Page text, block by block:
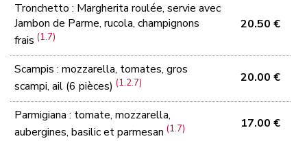
Tronchetto : Margherita roulée, servie avec
Jambon de Parme, rucola, champignons
frais(1.7)
20.50 €
Scampis : mozzarella, tomates, gros
scampi, ail (6 pièces)(1.2.7) 20.00 €
Parmigiana : tomate, mozzarella,
aubergines, basilic et parmesan(1.7) 17.00 €